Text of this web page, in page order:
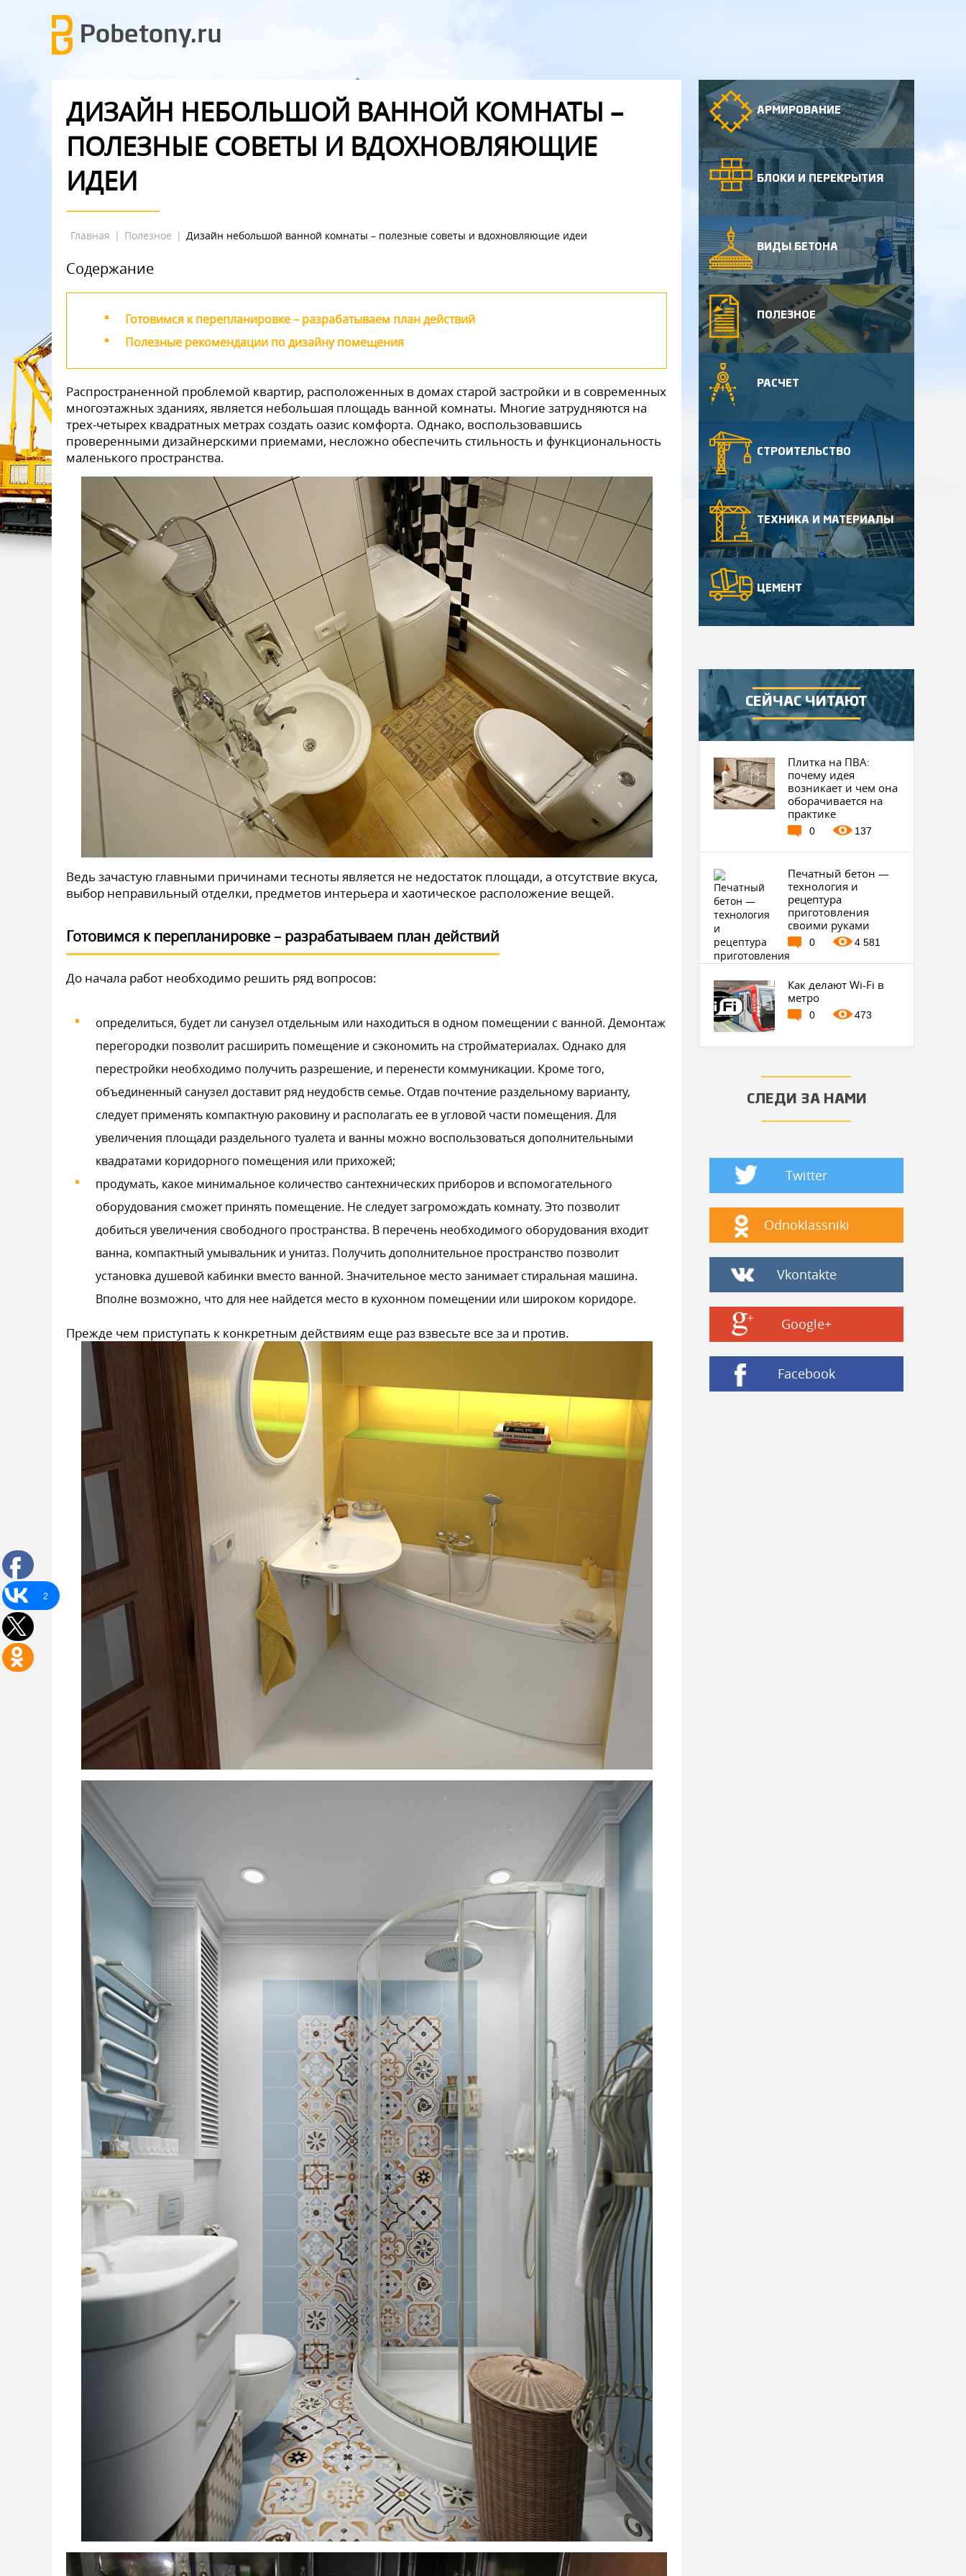
ДИЗАЙН НЕБОЛЬШОЙ ВАННОЙ КОМНАТЫ –
ПОЛЕЗНЫЕ СОВЕТЫ И ВДОХНОВЛЯЮЩИЕ
ИДЕИ
Главная | Полезное | Дизайн небольшой ванной комнаты – полезные советы и вдохновляющие идеи
Содержание
Готовимся к перепланировке – разрабатываем план действий
Полезные рекомендации по дизайну помещения
Распространенной проблемой квартир, расположенных в домах старой застройки и в современных
многоэтажных зданиях, является небольшая площадь ванной комнаты. Многие затрудняются на
трех-четырех квадратных метрах создать оазис комфорта. Однако, воспользовавшись
проверенными дизайнерскими приемами, несложно обеспечить стильность и функциональность
маленького пространства.
Ведь зачастую главными причинами тесноты является не недостаток площади, а отсутствие вкуса,
выбор неправильный отделки, предметов интерьера и хаотическое расположение вещей.
Готовимся к перепланировке – разрабатываем план действий
До начала работ необходимо решить ряд вопросов:
определиться, будет ли санузел отдельным или находиться в одном помещении с ванной. Демонтаж
перегородки позволит расширить помещение и сэкономить на стройматериалах. Однако для
перестройки необходимо получить разрешение, и перенести коммуникации. Кроме того,
объединенный санузел доставит ряд неудобств семье. Отдав почтение раздельному варианту,
следует применять компактную раковину и располагать ее в угловой части помещения. Для
увеличения площади раздельного туалета и ванны можно воспользоваться дополнительными
квадратами коридорного помещения или прихожей;
продумать, какое минимальное количество сантехнических приборов и вспомогательного
оборудования сможет принять помещение. Не следует загромождать комнату. Это позволит
добиться увеличения свободного пространства. В перечень необходимого оборудования входит
ванна, компактный умывальник и унитаз. Получить дополнительное пространство позволит
установка душевой кабинки вместо ванной. Значительное место занимает стиральная машина.
Вполне возможно, что для нее найдется место в кухонном помещении или широком коридоре.
Прежде чем приступать к конкретным действиям еще раз взвесьте все за и против.
2
АРМИРОВАНИЕ
БЛОКИ И ПЕРЕКРЫТИЯ
ВИДЫ БЕТОНА
ПОЛЕЗНОЕ
РАСЧЕТ
СТРОИТЕЛЬСТВО
ТЕХНИКА И МАТЕРИАЛЫ
ЦЕМЕНТ
СЕЙЧАС ЧИТАЮТ
Плитка на ПВА:
почему идея
возникает и чем она
оборачивается на
практике
0 137
Печатный бетон —
технология и
рецептура
приготовления
своими руками
0 4 581
Как делают Wi-Fi в
метро
0 473
СЛЕДИ ЗА НАМИ
Twitter
Odnoklassniki
Vkontakte
Google+
Facebook